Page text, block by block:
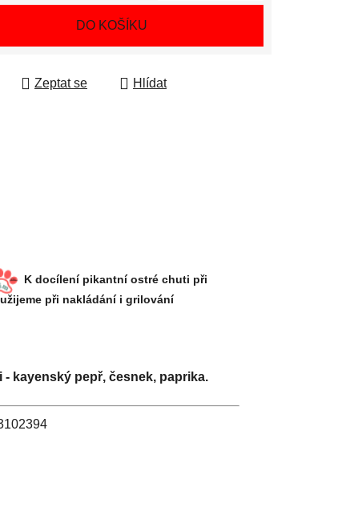
DO KOŠÍKU
Zeptat se Hlídat
K docílení pikantní ostré chuti při
při nakládání i grilování
kayenský pepř, česnek, paprika.